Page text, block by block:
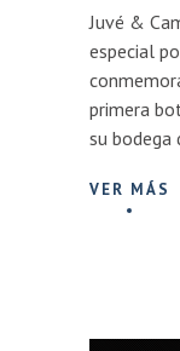
Juvé &
especial
primera
su bodega
VER MÁS